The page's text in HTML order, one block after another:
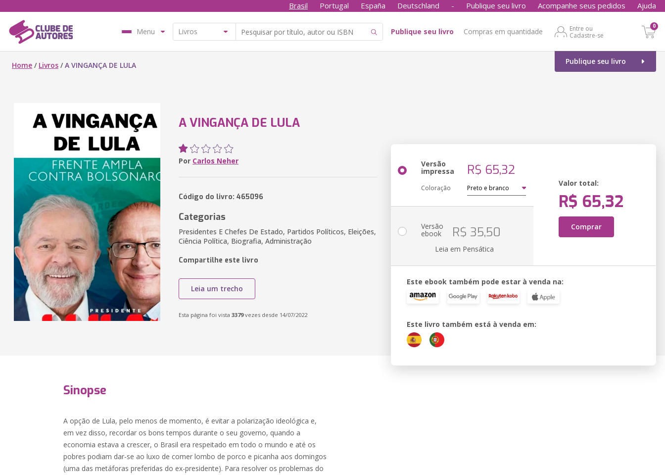
Brasil Portugal España Deutschland - Publique seu livro Acompanhe seus pedidos Ajuda
Menu Publique seu livro Compras em quantidade
Entre ou
Cadastre-se
0
Publique seu livro
Home / Livros /A VINGANÇA DE LULA
A VINGANÇA DE LULA
Por Carlos Neher
Código do livro: 465096
Categorias
Presidentes E Chefes De Estado, Partidos Políticos, Eleições,
Ciência Política, Biografia, Administração
Compartilhe este livro
Leia um trecho
Esta página foi vista 3379vezes desde 14/07/2022
Versão
impressa R$ 65,32
Coloração
Valor total:
R$ 65,32
Comprar
Versão
ebook R$ 35,50
Leia em Pensática
Este ebook também pode estar à venda na:
Este livro também está à venda em:
Sinopse
A opção de Lula, pelo menos de momento, é evitar a polarização ideológica e,
em vez disso, recordar os bons tempos durante o seu governo, quando a
economia estava a crescer, o Brasil era respeitado em todo o mundo e até os
pobres podiam dar-se ao luxo de comer lombo de porco e picanha aos domingos
(uma das metáforas preferidas do ex-presidente). Para resolver os problemas do